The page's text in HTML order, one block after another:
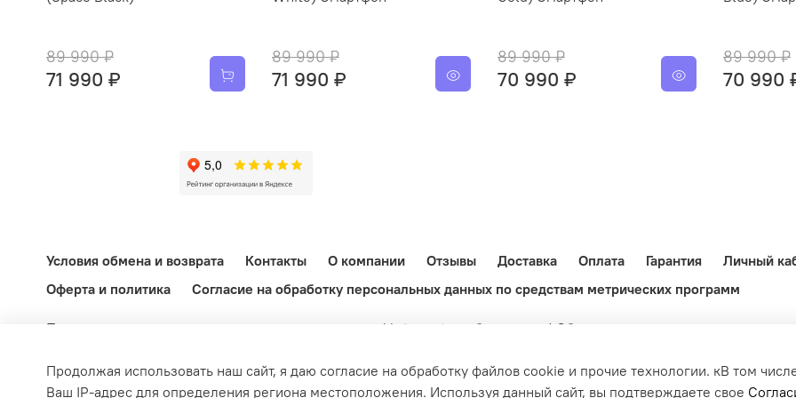
89 990 ₽
71 990 ₽
89 990 ₽
71 990 ₽
89 990 ₽
70 990 ₽
89 990 ₽
70 990
Условия обмена и возврата Контакты О компании Отзывы Доставка Оплата Гарантия Личный
Оферта и политика
Согласие на обработку персональных данных по средствам метрических программ
При копировании материалов активная ссылка на ekb-import.ru обязательна! Обращаем ваше внимание на то, что
Федерации.
© 2022-2026 ekb-import.ru / Магазин IMPORT.
Продолжая использовать наш сайт, я даю согласие на обработку файлов cookie и прочие технологии. кВ том
Ваш IP-адрес для определения региона местоположения. Используя данный сайт, вы подтверждаете свое